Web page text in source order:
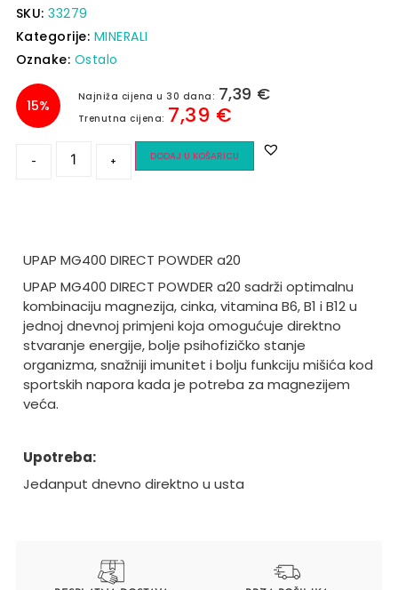
SKU:33279
Kategorije: MINERALI
Oznake: Ostalo
15%
Najniža cijena u 30 dana: 7,39 €
Trenutna cijena: 7,39 €
- + DODAJ U KOŠARICU
UPAP MG400 DIRECT POWDER a20
UPAP MG400 DIRECT POWDER a20 sadrži optimalnu
kombinaciju magnezija, cinka, vitamina B6, B1 i B12 u
jednoj dnevnoj primjeni koja omogućuje direktno
stvaranje energije, bolje psihofizičko stanje
organizma, snažniji imunitet i bolju funkciju mišića kod
sportskih napora kada je potreba za magnezijem
veća.
Upotreba:
Jedanput dnevno direktno u usta